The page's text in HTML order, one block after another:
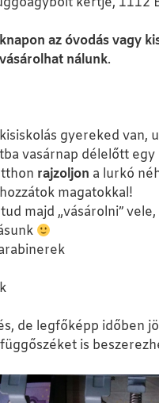
az óvodás vagy
nálunk.
gyereked van,
vasárnap délelőtt egy
rajzoljon a lurkó
magatokkal!
majd „vásárolni”
de legfőképp időben
is